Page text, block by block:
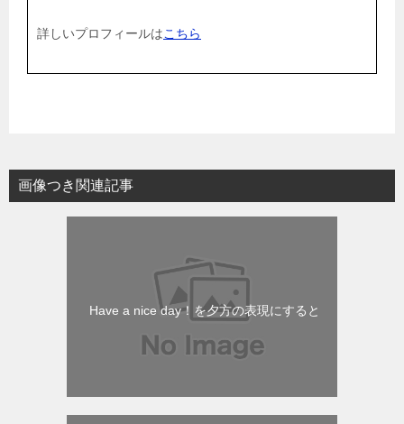
詳しいプロフィールはこちら
画像つき関連記事
Have a nice day！を夕方の表現にすると